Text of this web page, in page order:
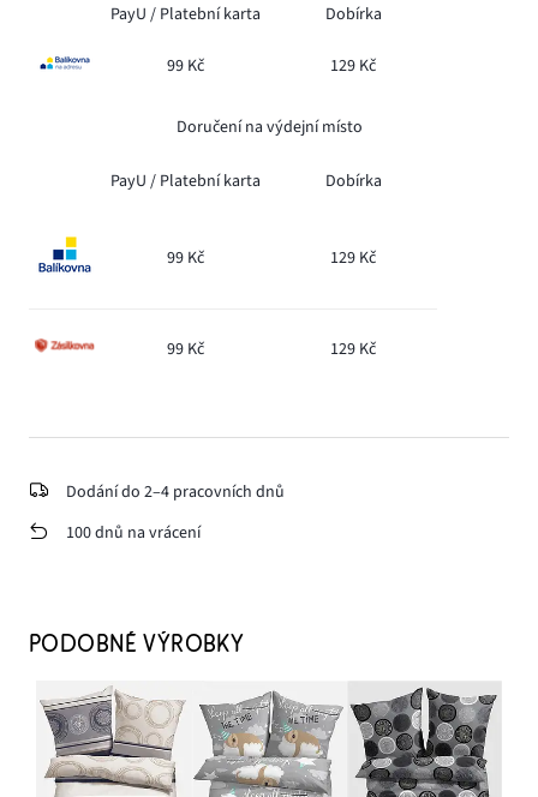
PayU / Platební karta Dobírka
99 Kč 129 Kč
Doručení na výdejní místo
PayU / Platební karta Dobírka
99 Kč 129 Kč
99 Kč 129 Kč
Dodání do 2–4 pracovních dnů
100 dnů na vrácení
PODOBNÉ VÝROBKY